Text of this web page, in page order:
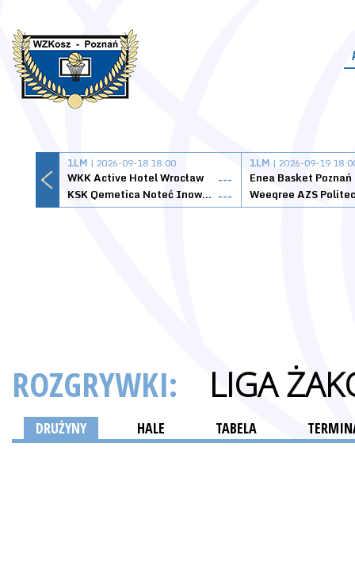
1LM | 2026-09-18 18:00
WKK Active Hotel Wrocław
---
KSK Qemetica Noteć Inowrocław ---
1LM | 2026-09-19
Enea Basket Poznań
ROZGRYWKI: LIGA
DRUŻYNY HALE TABELA